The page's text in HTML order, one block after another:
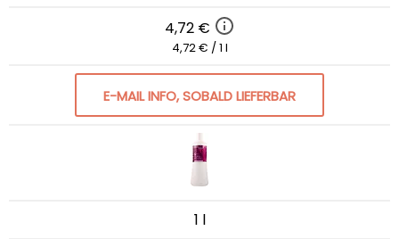
4,72 €
4,72 € / 1 l
E-MAIL INFO, SOBALD LIEFERBAR
1 l